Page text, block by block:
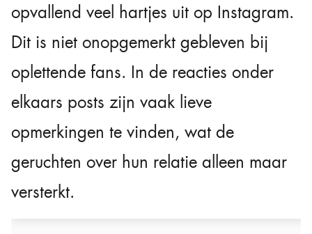
opvallend veel hartjes uit op Instagram.
Dit is niet onopgemerkt gebleven bij
oplettende fans. In de reacties onder
elkaars posts zijn vaak lieve
opmerkingen te vinden, wat de
geruchten over hun relatie alleen maar
versterkt.